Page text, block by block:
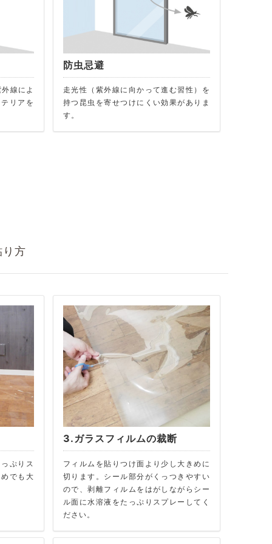
線によ
リアを
防虫忌避
走光性（紫外線に向かって進む習性）を
持つ昆虫を寄せつけにくい効果がありま
す。
方
ぷりス
でも大
3.ガラスフィルムの裁断
フィルムを貼りつけ面より少し大きめに
切ります。シール部分がくっつきやすい
ので、剥離フィルムをはがしながらシー
ル面に水溶液をたっぷりスプレーしてく
ださい。